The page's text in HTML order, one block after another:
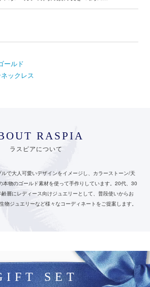
ールド
ックレス
RASPIA
ラスピアについて
で大人可愛いデザインをイメージし、カラーストーン/天
物のゴールド素材を使って手作りしています。20代、30
層にレディース向けジュエリーとして、普段使いからお
物ジュエリーなど様々なコーディネートをご提案します。
SET